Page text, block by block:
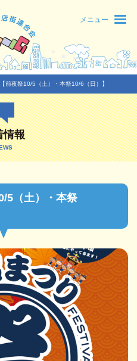
メニュー
前夜祭10/5（土）・本祭10/6（日）】
情報
5（土）・本祭